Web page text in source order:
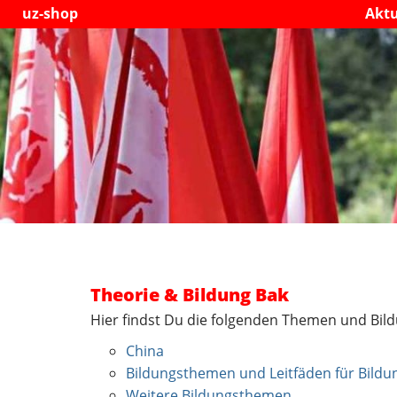
uz-shop
Theorie & Bildung Bak
Hier findst Du die folgenden Themen und
China
Bildungsthemen und Leitfäden für